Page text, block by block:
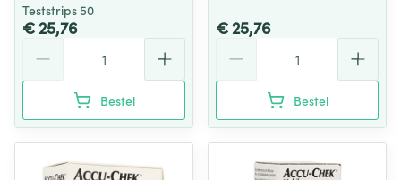
Teststrips 50
€ 25,76
Bestel
€ 25,76
Bestel